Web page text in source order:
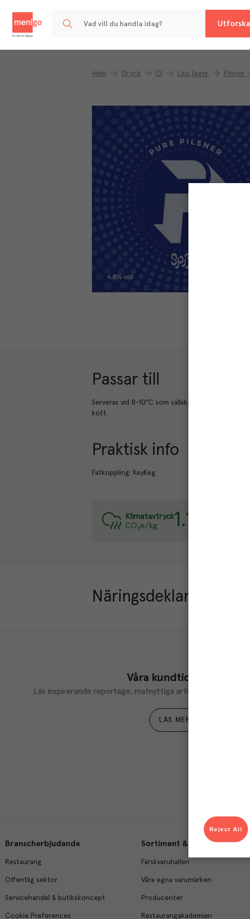
Hem Dryck Öl Ljus lager Pilsner
Passar till
Serveras vid 8-10°C som sällskapsdryck, till
kött.
Praktisk info
Fatkoppling: KeyKeg
Klimatavtryck
CO₂e/kg
1.1
Näringsdeklaration
Våra kundtidningar
Läs inspirerande reportage, matnyttiga artiklar och ta del av
LÄS MER
Branscherbjudande
Restaurang
Offentlig sektor
Servicehandel & butikskoncept
Cookie Preferences
Sortiment & tjänster
Färskvaruhallen
Våra egna varumärken
Producenter
Restaurangakademien
Reject All